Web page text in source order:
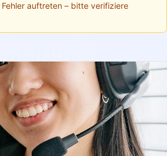
auftreten – bitte verifiziere